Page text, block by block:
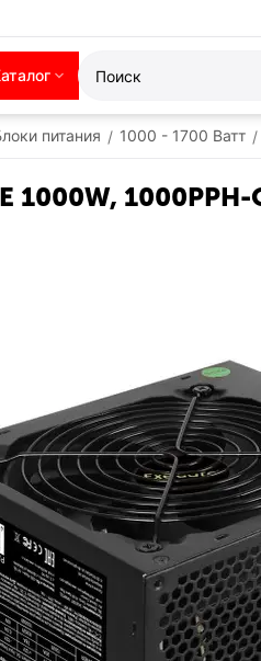
питания / 1000 - 1700 Ватт /
1000W,